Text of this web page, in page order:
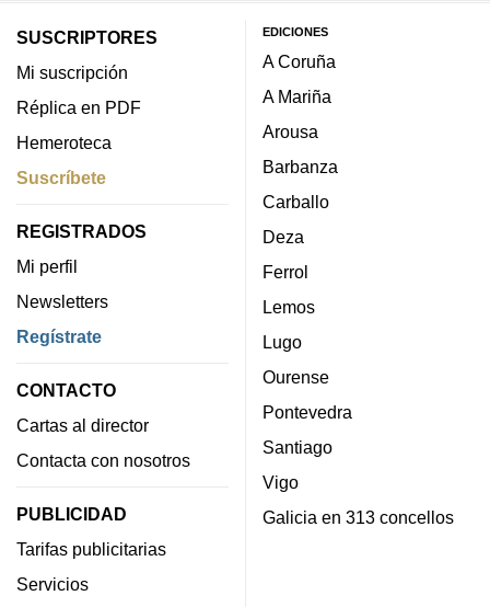
SUSCRIPTORES
Mi suscripción
Réplica en PDF
Hemeroteca
Suscríbete
REGISTRADOS
Mi perfil
Newsletters
Regístrate
CONTACTO
Cartas al director
Contacta con nosotros
PUBLICIDAD
Tarifas publicitarias
Servicios
EDICIONES
A Coruña
A Mariña
Arousa
Barbanza
Carballo
Deza
Ferrol
Lemos
Lugo
Ourense
Pontevedra
Santiago
Vigo
Galicia en 313 concellos